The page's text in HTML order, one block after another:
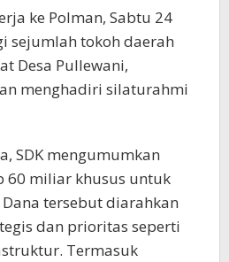
ke Polman, Sabtu 24
sejumlah tokoh daerah
Desa Pullewani,
menghadiri silaturahmi
SDK mengumumkan
60 miliar khusus untuk
tersebut diarahkan
dan prioritas seperti
Termasuk